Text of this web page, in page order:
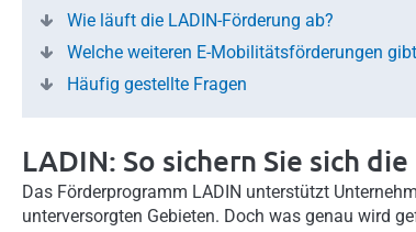
Wie läuft die LADIN-Förderung ab?
Welche weiteren E-Mobilitätsförderungen
Häufig gestellte Fragen
LADIN: So sichern Sie sich
Das Förderprogramm LADIN unterstützt
unterversorgten Gebieten. Doch was genau wird